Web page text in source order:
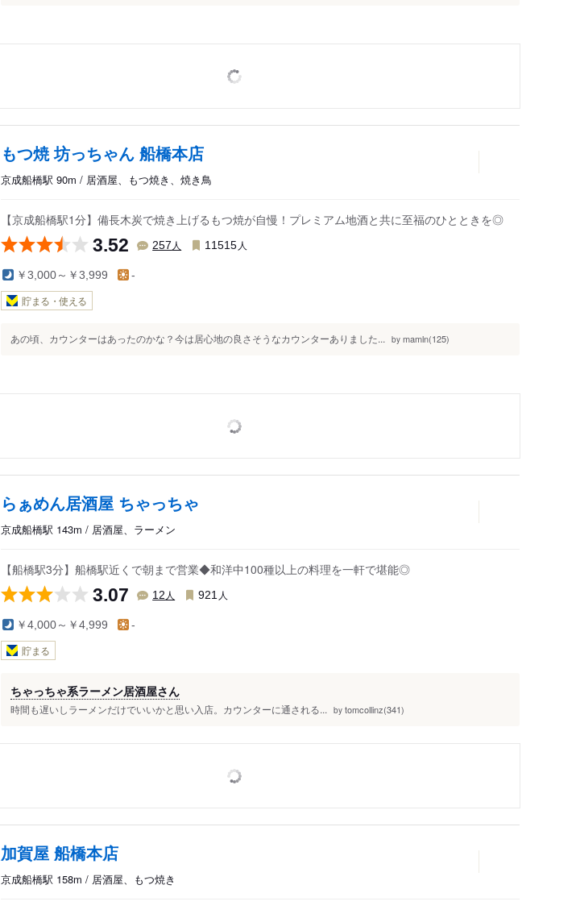
もつ焼 坊っちゃん 船橋本店
京成船橋駅 90m / 居酒屋、もつ焼き、焼き鳥
【京成船橋駅1分】備長木炭で焼き上げるもつ焼が自慢！プレミアム地酒と共に至福のひとときを◎
3.52 257 人 11515 人
￥3,000～￥3,999 -
貯まる・使える
あの頃、カウンターはあったのかな？今は居心地の良さそうなカウンターありました... by mamln(125)
らぁめん居酒屋 ちゃっちゃ
京成船橋駅 143m / 居酒屋、ラーメン
【船橋駅3分】船橋駅近くで朝まで営業◆和洋中100種以上の料理を一軒で堪能◎
3.07 12 人 921 人
￥4,000～￥4,999 -
貯まる
ちゃっちゃ系ラーメン居酒屋さん
時間も遅いしラーメンだけでいいかと思い入店。カウンターに通される... by tomcollinz(341)
加賀屋 船橋本店
京成船橋駅 158m / 居酒屋、もつ焼き